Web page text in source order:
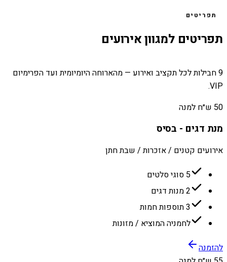
תפריטים
תפריטים למגוון אירועים
9 חבילות לכל תקציב ואירוע — מהארוחה היומיומית ועד הפרימיום
VIP.
50 ש״ח למנה
מנת דגים - בסיס
אירועים קטנים / אזכרות / שבת חתן
5 סוגי סלטים
2 מנות דגים
3 תוספות חמות
לחמניה המוציא / מזונות
להזמנה